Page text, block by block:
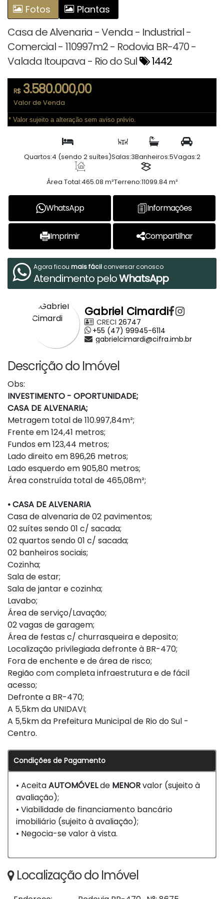
Fotos Plantas
Casa de Alvenaria - Venda - Industrial -
Comercial - 110997m2 - Rodovia BR-470 -
Valada Itoupava - Rio do Sul
1442
R$3.580.000,00
Valor de Venda
* Valor sujeito a alteração sem aviso prévio.
Quartos:4 (sendo 2 suítes)Salas:3Banheiros:5Vagas:2
Área Total:465.08 m²Terreno:11099.84 m²
WhatsApp Informações
Imprimir Compartilhar
Agora ficou mais fácilconversar conosco
Atendimento peloWhatsApp
Gabriel Cimardi
CRECI 26747
+55 (47) 99945-6114
gabrielcimardi@cifra.imb.br
Descrição do Imóvel
Obs:
INVESTIMENTO - OPORTUNIDADE;
CASA DE ALVENARIA;
Metragem total de 110.997,84m²;
Frente em 124,41 metros;
Fundos em 123,44 metros;
Lado direito em 896,26 metros;
Lado esquerdo em 905,80 metros;
Área construída total de 465,08m²;
• CASA DE ALVENARIA
Casa de alvenaria de 02 pavimentos;
02 suítes sendo 01 c/ sacada;
02 quartos sendo 01 c/ sacada;
02 banheiros sociais;
Cozinha;
Sala de estar;
Sala de jantar e cozinha;
Lavabo;
Área de serviço/Lavação;
02 vagas de garagem;
Área de festas c/ churrasqueira e deposito;
Localização privilegiada defronte à BR-470;
Fora de enchente e de área de risco;
Região com completa infraestrutura e de fácil
acesso;
Defronte a BR-470;
A 5,5km da UNIDAVI;
A 5,5km da Prefeitura Municipal de Rio do Sul -
Centro.
Condições de Pagamento
• AceitaAUTOMÓVELde MENORvalor (sujeito à
avaliação);
• Viabilidade de financiamento bancário
imobiliário (sujeito à avaliação);
• Negocia-se valor à vista.
Localização do Imóvel